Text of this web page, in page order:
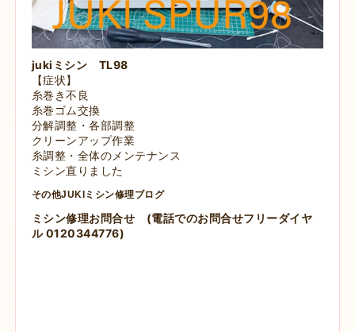
jukiミシン TL98
【症状】
糸巻き不良
糸巻ゴム交換
分解調整・各部調整
クリーンアップ作業
糸調整・全体のメンテナンス
ミシン直りました
その他JUKIミシン修理ブログ
ミシン修理お問合せ (電話でのお問合せフリーダイヤ
ル 0120344776)